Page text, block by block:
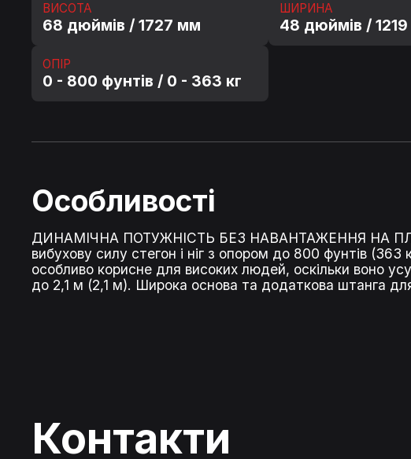
ВИСОТА
68 дюймів / 1727 мм
ШИРИНА
48 дюймів /
ОПІР
0 - 800 фунтів / 0 - 363 кг
Особливості
ДИНАМІЧНА
вибухову силу стегон і ніг з опором до 800 фунтів
особливо корисне для високих людей, оскільки воно
до 2,1 м (2,1 м). Широка основа та додаткова штанга
Контакти